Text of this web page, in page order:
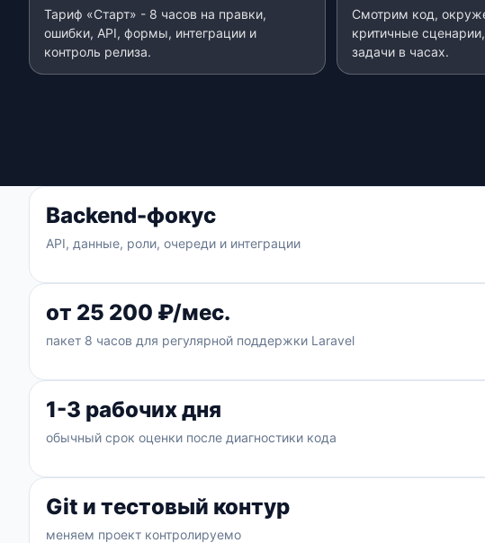
Тариф «Старт» - 8 часов на правки,
ошибки, API, формы, интеграции и
контроль релиза.
Смотрим код,
критичные
задачи в часах.
Backend-фокус
API, данные, роли, очереди и интеграции
от 25 200 ₽/мес.
пакет 8 часов для регулярной поддержки Laravel
1-3 рабочих дня
обычный срок оценки после диагностики кода
Git и тестовый контур
меняем проект контролируемо